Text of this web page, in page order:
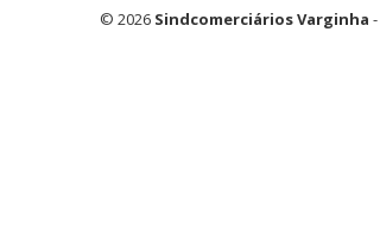
© 2026 Sindcomerciários Varginha